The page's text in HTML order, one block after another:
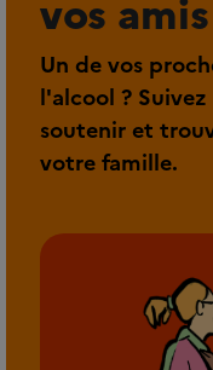
Un de vos
l'alcool ?
soutenir et
votre famille.